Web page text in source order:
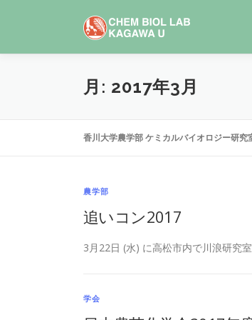
ン
月: 2017年3月
香川大学農学部 ケミカルバイオロジー研究
農学部
追いコン2017
3月22日 (水) に高松市内で川浪研究
学会